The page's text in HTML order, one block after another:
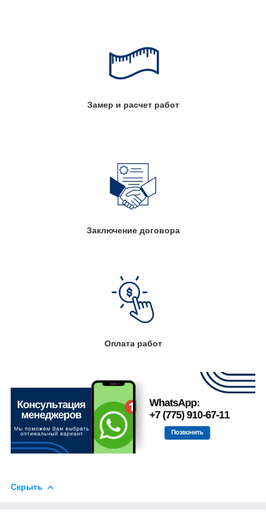
Замер и расчет работ
Заключение договора
Оплата работ
Скрыть